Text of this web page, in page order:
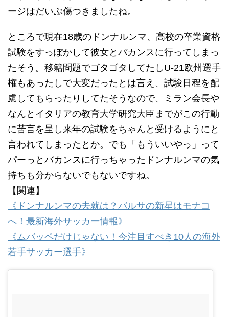
ージはだいぶ傷つきましたね。
ところで現在18歳のドンナルンマ、高校の卒業資格
試験をすっぽかして彼女とバカンスに行ってしまっ
たそう。移籍問題でゴタゴタしてたしU-21欧州選手
権もあったしで大変だったとは言え、試験日程を配
慮してもらったりしてたそうなので、ミラン会長や
なんとイタリアの教育大学研究大臣までがこの行動
に苦言を呈し来年の試験をちゃんと受けるようにと
言われてしまったとか。でも「もういいやっ」って
パーっとバカンスに行っちゃったドンナルンマの気
持ちも分からないでもないですね。
【関連】
《ドンナルンマの去就は？バルサの新星はモナコ
へ！最新海外サッカー情報》
《ムバッペだけじゃない！今注目すべき10人の海外
若手サッカー選手》